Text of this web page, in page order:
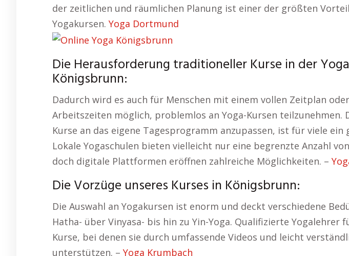
der zeitlichen und räumlichen Planung ist einer der größten
Yogakursen. Yoga Dortmund
Die Herausforderung traditioneller Kurse in der
Königsbrunn:
Dadurch wird es auch für Menschen mit einem vollen Zeitplan
Arbeitszeiten möglich, problemlos an Yoga-Kursen teilzunehmen.
Kurse an das eigene Tagesprogramm anzupassen, ist für viele ein
Lokale Yogaschulen bieten vielleicht nur eine begrenzte Anzahl
doch digitale Plattformen eröffnen zahlreiche Möglichkeiten. –
Die Vorzüge unseres Kurses in Königsbrunn:
Die Auswahl an Yogakursen ist enorm und deckt verschiedene
Hatha- über Vinyasa- bis hin zu Yin-Yoga. Qualifizierte Yogalehrer
Kurse, bei denen sie durch umfassende Videos und leicht
unterstützen. – Yoga Krumbach